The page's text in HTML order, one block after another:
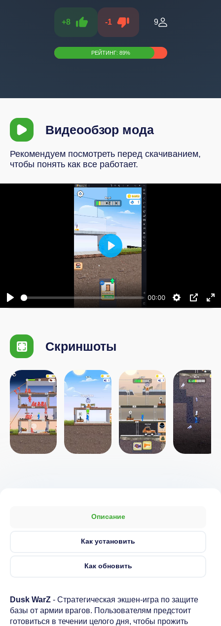
+8 -1 9
РЕЙТИНГ: 89%
Видеообзор мода
Рекомендуем посмотреть перед скачиванием,
чтобы понять как все работает.
00:00
Воспроизвести
Скриншоты
Описание
Как установить
Как обновить
Dusk WarZ - Стратегическая экшен-игра по защите
базы от армии врагов. Пользователям предстоит
готовиться в течении целого дня, чтобы прожить